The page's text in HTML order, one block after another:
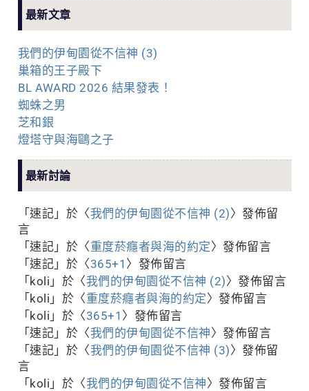
最新文章
我們的伊甸園從不信神 (3)
巢箱的王子殿下
BL AWARD 2026 結果發表！
蜘蛛之男
芝和銀
燈塔守與海鷗之子
最新討論
「速記 」於〈我們的伊甸園從不信神 (2)〉發佈留
言
「速記 」於〈重度菸癮者與海的約定〉發佈留言
「速記 」於〈365+1 〉發佈留言
「koli 」於〈我們的伊甸園從不信神 (2)〉發佈留言
「koli 」於〈重度菸癮者與海的約定〉發佈留言
「koli 」於〈365+1 〉發佈留言
「速記 」於〈我們的伊甸園從不信神〉發佈留言
「速記 」於〈我們的伊甸園從不信神 (3)〉發佈留
言
「koli 」於〈我們的伊甸園從不信神〉發佈留言